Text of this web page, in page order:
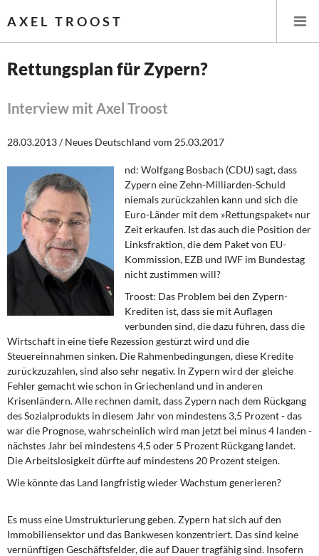
AXEL TROOST
Leitlinien linker Wirtschafts- und Finanzpolitik
Wirtschaftspolitik
Steuer- und Finanzpolitik
Öffentliche Infrastruktur und Daseinsvorsorge
Eurokrise und Griechenland
Weitere Themen
Memo-Gruppe
Institut Solidarische Moderne
Rosa-Luxemburg-Stiftung
Kontakt
Rettungsplan für Zypern?
Interview mit Axel Troost
28.03.2013 / Neues Deutschland vom 25.03.2017
nd: Wolfgang Bosbach (CDU) sagt, dass
Zypern eine Zehn-Milliarden-Schuld
niemals zurückzahlen kann und sich die
Euro-Länder mit dem »Rettungspaket« nur
Zeit erkaufen. Ist das auch die Position der
Linksfraktion, die dem Paket von EU-
Kommission, EZB und IWF im Bundestag
nicht zustimmen will?
Troost: Das Problem bei den Zypern-
Krediten ist, dass sie mit Auflagen
verbunden sind, die dazu führen, dass die
Wirtschaft in eine tiefe Rezession gestürzt wird und die
Steuereinnahmen sinken. Die Rahmenbedingungen, diese Kredite
zurückzuzahlen, sind also sehr negativ. In Zypern wird der gleiche
Fehler gemacht wie schon in Griechenland und in anderen
Krisenländern. Alle rechnen damit, dass Zypern nach dem Rückgang
des Sozialprodukts in diesem Jahr von mindestens 3,5 Prozent - das
war die Prognose, wahrscheinlich wird man jetzt bei minus 4 landen -
nächstes Jahr bei mindestens 4,5 oder 5 Prozent Rückgang landet.
Die Arbeitslosigkeit dürfte auf mindestens 20 Prozent steigen.
Wie könnte das Land langfristig wieder Wachstum generieren?
Es muss eine Umstrukturierung geben. Zypern hat sich auf den
Immobiliensektor und das Bankwesen konzentriert. Das sind keine
vernünftigen Geschäftsfelder, die auf Dauer tragfähig sind. Insofern